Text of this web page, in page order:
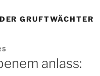
DER GRUFTWÄCHTER
anlass: